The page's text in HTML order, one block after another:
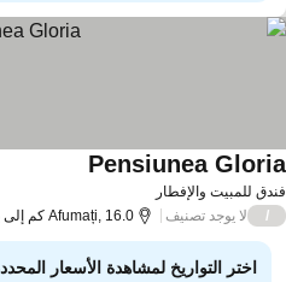
للمبيت والإفطار
Pensiunea
لا يوجد تصنيف Afumați, 16.0 كم إلى بوخارست
اختر التواريخ لمشاهدة الأسعار المحددة